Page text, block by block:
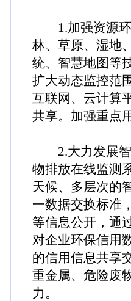
1.加强资源环
林、草原、湿地
统、智慧地图等
扩大动态监控范
互联网、云计算
共享。加强重点
2.大力发展智
物排放在线监测
天候、多层次的
一数据交换标准
等信息公开，通
对企业环保信用
的信用信息共享
重金属、危险废
力。